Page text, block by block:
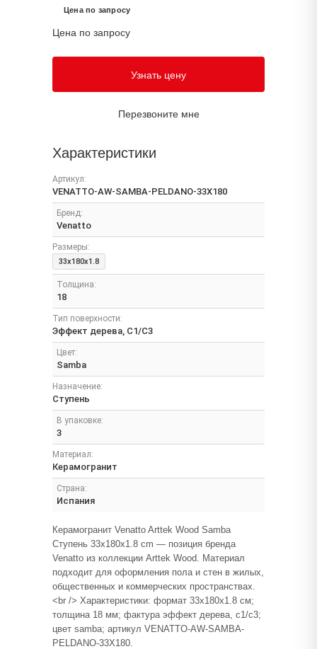
Цена по запросу
Цена по запросу
Узнать цену
Перезвоните мне
Характеристики
Артикул:
VENATTO-AW-SAMBA-PELDANO-33X180
Бренд:
Venatto
Размеры:
33x180x1.8
Толщина:
18
Тип поверхности:
Эффект дерева, C1/C3
Цвет:
Samba
Назначение:
Ступень
В упаковке:
3
Материал:
Керамогранит
Страна:
Испания
Керамогранит Venatto Arttek Wood Samba
Ступень 33x180x1.8 cm — позиция бренда
Venatto из коллекции Arttek Wood. Материал
подходит для оформления пола и стен в жилых,
общественных и коммерческих пространствах.
<br /> Характеристики: формат 33x180x1.8 см;
толщина 18 мм; фактура эффект дерева, c1/c3;
цвет samba; артикул VENATTO-AW-SAMBA-
PELDANO-33X180.